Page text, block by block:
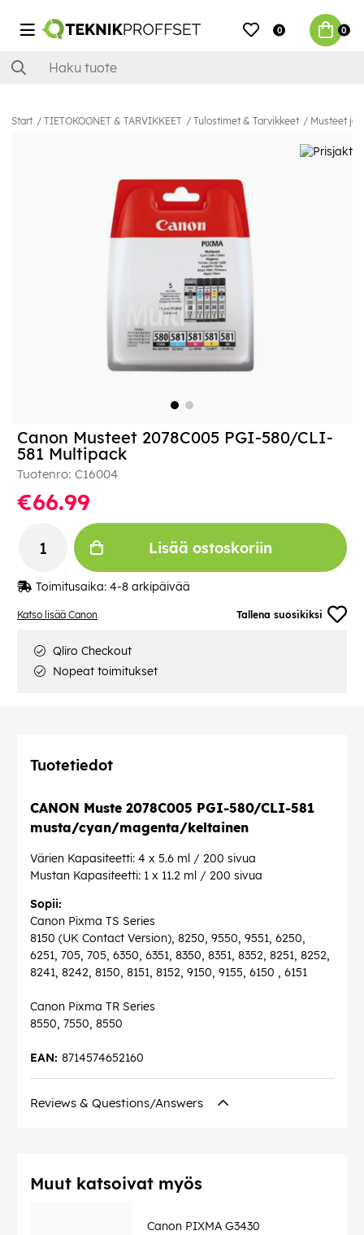
0 0
Start TIETOKOONET & TARVIKKEET Tulostimet & Tarvikkeet Musteet ja
Katso lisää Canon Tallena suosikiksi
Canon Musteet 2078C005 PGI-580/CLI-
581 Multipack
Tuotenro: C16004
€66.99
Lisää ostoskoriin
Toimitusaika: 4-8 arkipäivää
Qliro Checkout
Nopeat toimitukset
Tuotetiedot
CANON Muste 2078C005 PGI-580/CLI-581
musta/cyan/magenta/keltainen
Värien Kapasiteetti: 4 x 5.6 ml / 200 sivua
Mustan Kapasiteetti: 1 x 11.2 ml / 200 sivua
Sopii:
Canon Pixma TS Series
8150 (UK Contact Version), 8250, 9550, 9551, 6250,
6251, 705, 705, 6350, 6351, 8350, 8351, 8352, 8251, 8252,
8241, 8242, 8150, 8151, 8152, 9150, 9155, 6150 , 6151
Canon Pixma TR Series
8550, 7550, 8550
8714574652160
EAN:
Reviews & Questions/Answers
Muut katsoivat myös
Canon PIXMA G3430